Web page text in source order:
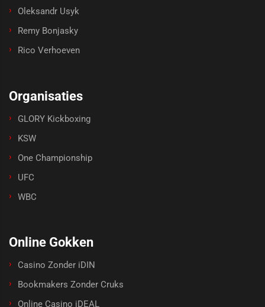
Oleksandr Usyk
Remy Bonjasky
Rico Verhoeven
Organisaties
GLORY Kickboxing
KSW
One Championship
UFC
WBC
Online Gokken
Casino Zonder iDIN
Bookmakers Zonder Cruks
Online Casino iDEAL